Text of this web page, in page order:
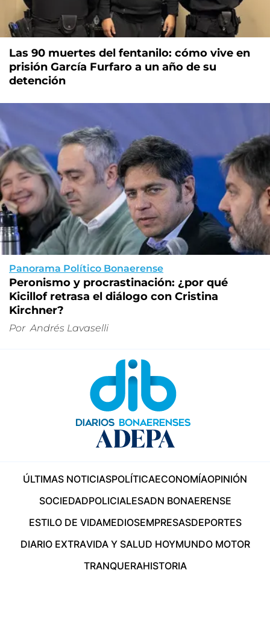
Las 90 muertes del fentanilo: cómo vive en
prisión García Furfaro a un año de su
detención
Panorama Político Bonaerense
Peronismo y procrastinación: ¿por qué
Kicillof retrasa el diálogo con Cristina
Kirchner?
Por Andrés Lavaselli
ÚLTIMAS NOTICIASPOLÍTICAECONOMÍAOPINIÓN
SOCIEDADPOLICIALESADN BONAERENSE
ESTILO DE VIDAMEDIOSEMPRESASDEPORTES
DIARIO EXTRAVIDA Y SALUD HOYMUNDO MOTOR
TRANQUERAHISTORIA